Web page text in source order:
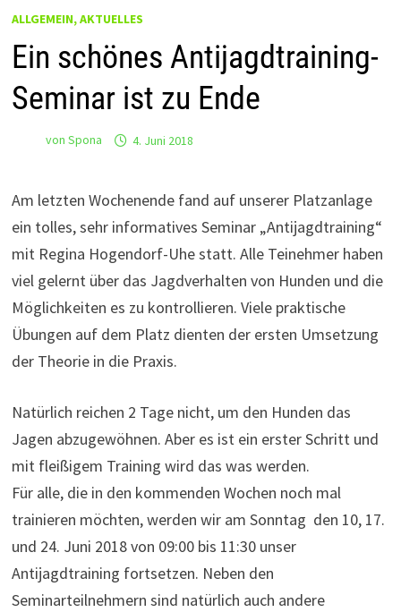
ALLGEMEIN, AKTUELLES
Ein schönes Antijagdtraining-
Seminar ist zu Ende
von Spona 4. Juni 2018
Am letzten Wochenende fand auf unserer Platzanlage
ein tolles, sehr informatives Seminar „Antijagdtraining“
mit Regina Hogendorf-Uhe statt. Alle Teinehmer haben
viel gelernt über das Jagdverhalten von Hunden und die
Möglichkeiten es zu kontrollieren. Viele praktische
Übungen auf dem Platz dienten der ersten Umsetzung
der Theorie in die Praxis.
Natürlich reichen 2 Tage nicht, um den Hunden das
Jagen abzugewöhnen. Aber es ist ein erster Schritt und
mit fleißigem Training wird das was werden.
Für alle, die in den kommenden Wochen noch mal
trainieren möchten, werden wir am Sonntag den 10, 17.
und 24. Juni 2018 von 09:00 bis 11:30 unser
Antijagdtraining fortsetzen. Neben den
Seminarteilnehmern sind natürlich auch andere